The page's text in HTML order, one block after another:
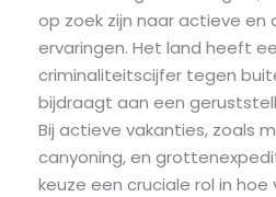
op zoek zijn naar actieve en
ervaringen. Het land heeft
criminaliteitscijfer tegen
bijdraagt aan een
Bij actieve vakanties, zoals
canyoning, en
keuze een cruciale rol in hoe